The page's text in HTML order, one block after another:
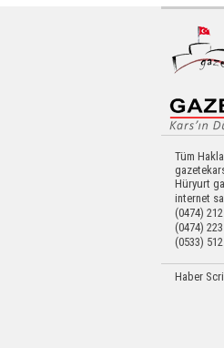
Tüm
Hüryurt
internet
(0474)
(0474)
(0533)
Haber